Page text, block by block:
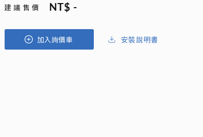
建 議 售 價 NT$ -
加入詢價車 安裝說明書